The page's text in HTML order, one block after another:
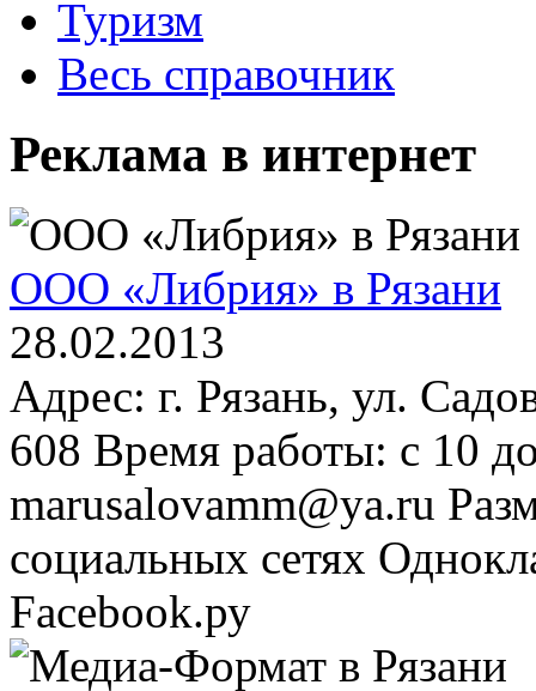
Туризм
Весь справочник
Реклама в интернет
ООО «Либрия» в Рязани
28.02.2013
Адрес: г. Рязань, ул.
608 Время работы: с 10
marusalovamm@ya.ru
социальных сетях
Facebook.ру